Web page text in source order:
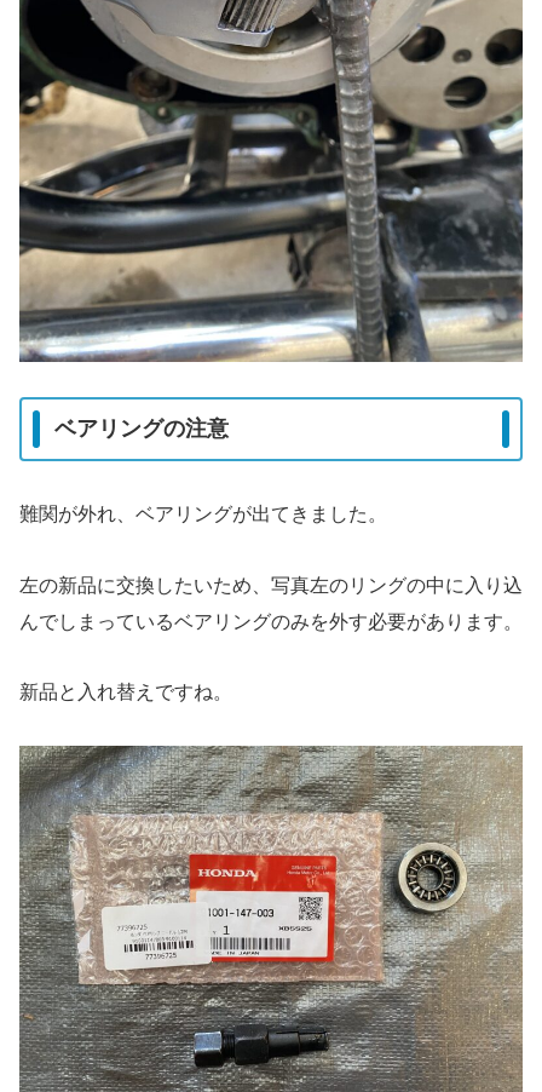
ベアリングの注意
難関が外れ、ベアリングが出てきました。
左の新品に交換したいため、写真左のリングの中に入り込
んでしまっているベアリングのみを外す必要があります。
新品と入れ替えですね。